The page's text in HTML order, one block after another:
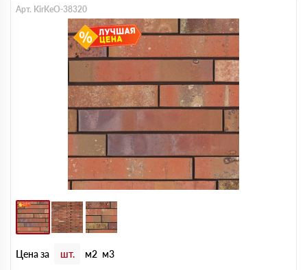
Арт. KirKeO-38320
Цена за шт. м2 м3